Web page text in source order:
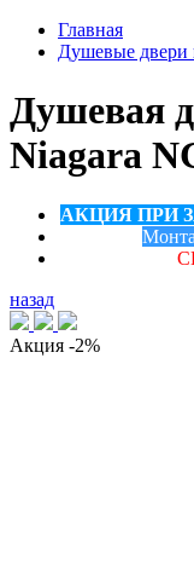
Главная
Душевые
Душевая
Niagara
АКЦИЯ ПРИ
назад
Акция -2%